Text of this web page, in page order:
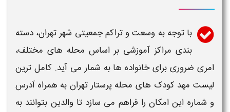
با توجه به وسعت و تراکم جمعیتی شهرتهران، دسته
بندی مراکز آموزشی بر اساس محله های مختلف،
امری ضروری برای خانواده ها به شمار می آید. کامل ترین
لیست مهد کودک های محله پرستار​​​ تهران به همراه آدرس
و شماره این امکان را فراهم می سازد تا والدین بتوانند به